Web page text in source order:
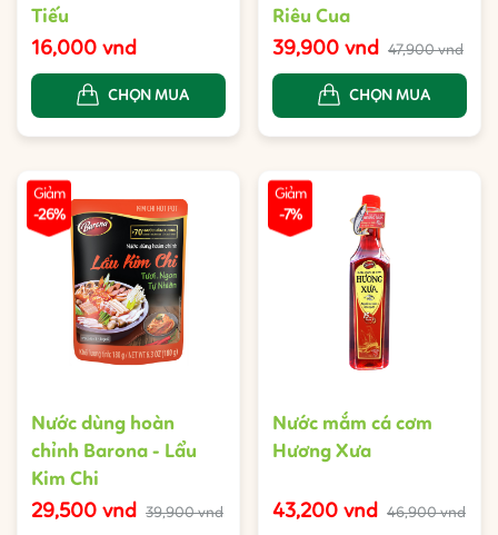
Tiếu
16,000 vnd
CHỌN MUA
Riêu Cua
39,900 vnd 47,900 vnd
CHỌN MUA
Giảm
-26%
Nước dùng hoàn
chỉnh Barona - Lẩu
Kim Chi
29,500 vnd 39,900 vnd
Giảm
-7%
Nước mắm cá cơm
Hương Xưa
43,200 vnd 46,900 vnd